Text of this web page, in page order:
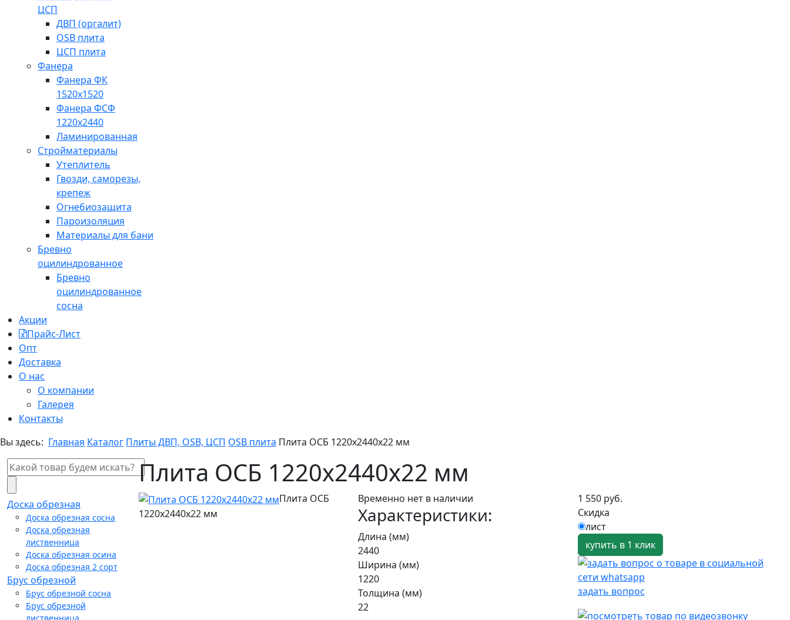
ЦСП
ДВП (оргалит)
OSB плита
ЦСП плита
Фанера
Фанера ФК
1520x1520
Фанера ФСФ
1220x2440
Ламинированная
Стройматериалы
Утеплитель
Гвозди, саморезы,
крепеж
Огнебиозащита
Пароизоляция
Материалы для бани
Бревно
оцилиндрованное
Бревно
оцилиндрованное
сосна
Акции
Прайс-Лист
Опт
Доставка
О нас
О компании
Галерея
Контакты
Вы здесь: Главная Каталог Плиты ДВП, OSB, ЦСП OSB плита Плита ОСБ 1220x2440x22 мм
Плита ОСБ 1220x2440x22 мм
Плита ОСБ
1220x2440x22 мм
Временно нет в наличии
Характеристики:
Длина (мм)
2440
Ширина (мм)
1220
Толщина (мм)
22
1 550 руб.
Скидка
лист
купить в 1 клик
задать вопрос
Доска обрезная
Доска обрезная сосна
Доска обрезная
лиственница
Доска обрезная осина
Доска обрезная 2 сорт
Брус обрезной
Брус обрезной сосна
Брус обрезной